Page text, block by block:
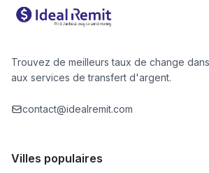
Trouvez de meilleurs taux de change
aux services de transfert d'argent.
contact@idealremit.com
Villes populaires